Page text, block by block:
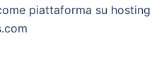
piattaforma su hosting